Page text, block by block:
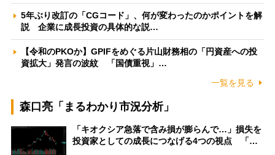
5年ぶり改訂の「CGコード」、何が変わったのかポイントを解
説 企業に成長投資の具体的な説…
【令和のPKOか】GPIFをめぐる片山財務相の「円資産への投
資拡大」発言の波紋 「国債重視」…
一覧を見る
森口亮「まるわかり市況分析」
「キオクシア急落で含み損が膨らんで…」損失を
投資家としての成長につなげる4つの視点 「…